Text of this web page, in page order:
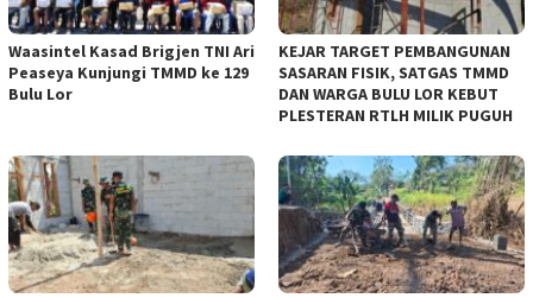
Waasintel Kasad Brigjen TNI Ari
Peaseya Kunjungi TMMD ke 129
Bulu Lor
KEJAR TARGET PEMBANGUNAN
SASARAN FISIK, SATGAS TMMD
DAN WARGA BULU LOR KEBUT
PLESTERAN RTLH MILIK PUGUH